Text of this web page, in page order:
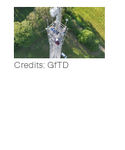
Credits: GfTD